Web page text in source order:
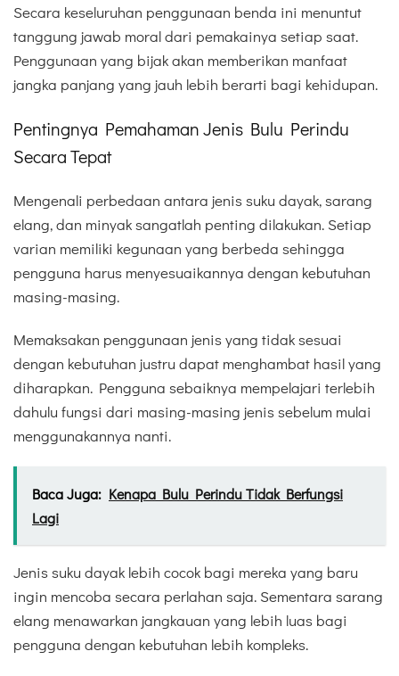
Secara keseluruhan penggunaan benda ini menuntut
tanggung jawab moral dari pemakainya setiap saat.
Penggunaan yang bijak akan memberikan manfaat
jangka panjang yang jauh lebih berarti bagi kehidupan.
Pentingnya Pemahaman Jenis Bulu Perindu
Secara Tepat
Mengenali perbedaan antara jenis suku dayak, sarang
elang, dan minyak sangatlah penting dilakukan. Setiap
varian memiliki kegunaan yang berbeda sehingga
pengguna harus menyesuaikannya dengan kebutuhan
masing-masing.
Memaksakan penggunaan jenis yang tidak sesuai
dengan kebutuhan justru dapat menghambat hasil yang
diharapkan. Pengguna sebaiknya mempelajari terlebih
dahulu fungsi dari masing-masing jenis sebelum mulai
menggunakannya nanti.
Baca Juga: Kenapa Bulu Perindu Tidak Berfungsi
Lagi
Jenis suku dayak lebih cocok bagi mereka yang baru
ingin mencoba secara perlahan saja. Sementara sarang
elang menawarkan jangkauan yang lebih luas bagi
pengguna dengan kebutuhan lebih kompleks.